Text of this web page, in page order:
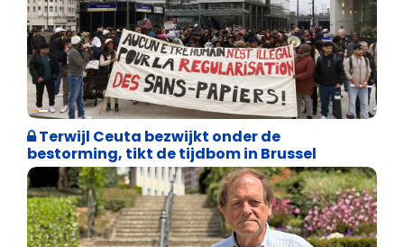
Asiel en Migratie
Terwijl Ceuta bezwijkt onder de
bestorming, tikt de tijdbom in Brussel